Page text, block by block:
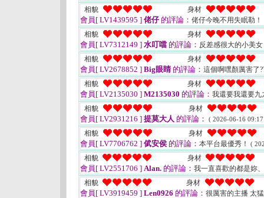
相貌
身材
會員[ LV1439595 ] 佬仔的評論： 佬仔今晚不用失眠勒
相貌
身材
會員[ LV7312149 ] 水叮噹 的評論： 反差感很大的小美
相貌
身材
會員[ LV2678852 ] Big眼睛 的評論： 這個啊嘿顏厲害了
相貌
身材
會員[ LV2135030 ] M2135030 的評論： 我還要我還要
相貌
身材
會員[ LV2931216 ] 提莫大人 的評論： ( 2026-06-16
相貌 身材
會員[ LV7706762 ] 倵安侯 的評論： 本平台最優秀！ (
相貌 身材
會員[ LV2551706 ] Alan. 的評論： 我一直喜歡的都是妳
相貌
身材
會員[ LV3919459 ] Len0926 的評論： 很厲害的主播 太